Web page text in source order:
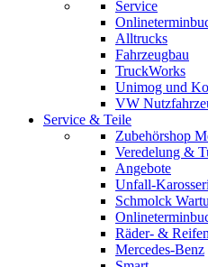
Service
Alltrucks
Fahrzeugbau
TruckWorks
Unimog und
VW
Service & Teile
Zubehörshop
Veredelung &
Angebote
Unfall-
Schmolck
Räder- &
Mercedes-Benz